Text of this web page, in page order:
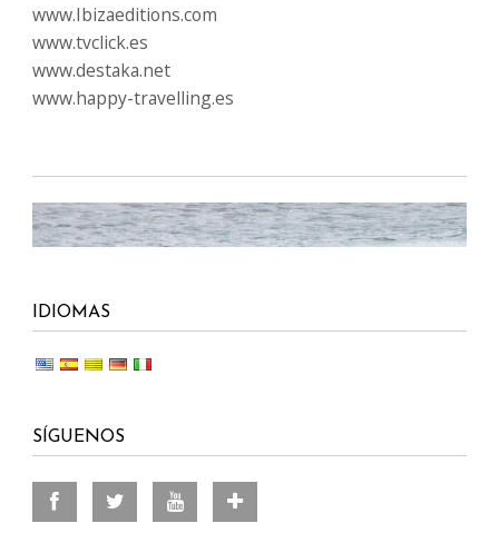
www.Ibizaeditions.com
www.tvclick.es
www.destaka.net
www.happy-travelling.es
IDIOMAS
SÍGUENOS